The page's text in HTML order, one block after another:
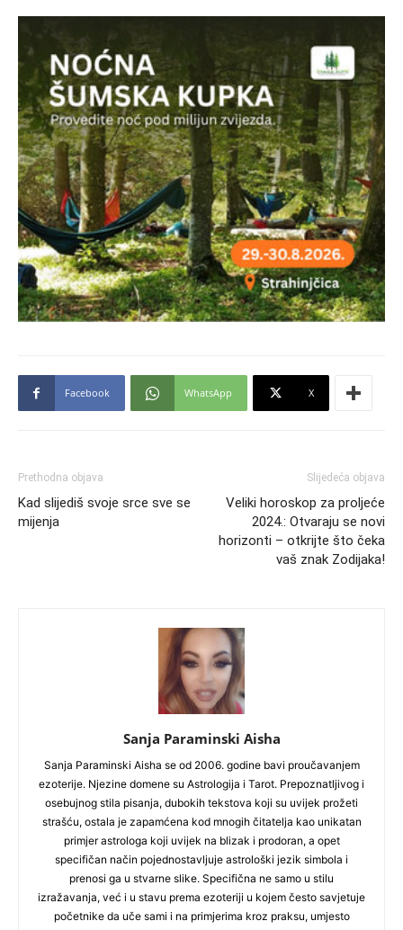
Facebook WhatsApp X
Prethodna objava
Kad slijediš svoje srce sve se
mijenja
Slijedeća objava
Veliki horoskop za proljeće
2024.: Otvaraju se novi
horizonti – otkrijte što čeka
vaš znak Zodijaka!
Sanja Paraminski Aisha
Sanja Paraminski Aisha se od 2006. godine bavi proučavanjem
ezoterije. Njezine domene su Astrologija i Tarot. Prepoznatljivog i
osebujnog stila pisanja, dubokih tekstova koji su uvijek prožeti
strašću, ostala je zapamćena kod mnogih čitatelja kao unikatan
primjer astrologa koji uvijek na blizak i prodoran, a opet
specifičan način pojednostavljuje astrološki jezik simbola i
prenosi ga u stvarne slike. Specifična ne samo u stilu
izražavanja, već i u stavu prema ezoteriji u kojem često savjetuje
početnike da uče sami i na primjerima kroz praksu, umjesto